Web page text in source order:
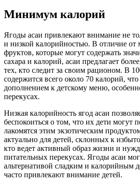
Минимум калорий
Ягоды асаи привлекают внимание не
и низкой калорийностью. В отличие от
фруктов, которые могут содержать
сахара и калорий, асаи предлагает
тех, кто следит за своим рационом. В
содержится всего около 70 калорий,
дополнением к детскому меню,
перекусах.
Низкая калорийность ягод асаи
беспокоиться о том, что их дети могут
лакомятся этим экзотическим
актуально для детей, склонных к
кто ведет активный образ жизни и
питательных перекусах. Ягоды асаи
альтернативой сладким и калорийным
часто привлекают внимание детей.